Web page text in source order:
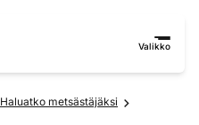
Valikko
Haluatko metsästäjäksi